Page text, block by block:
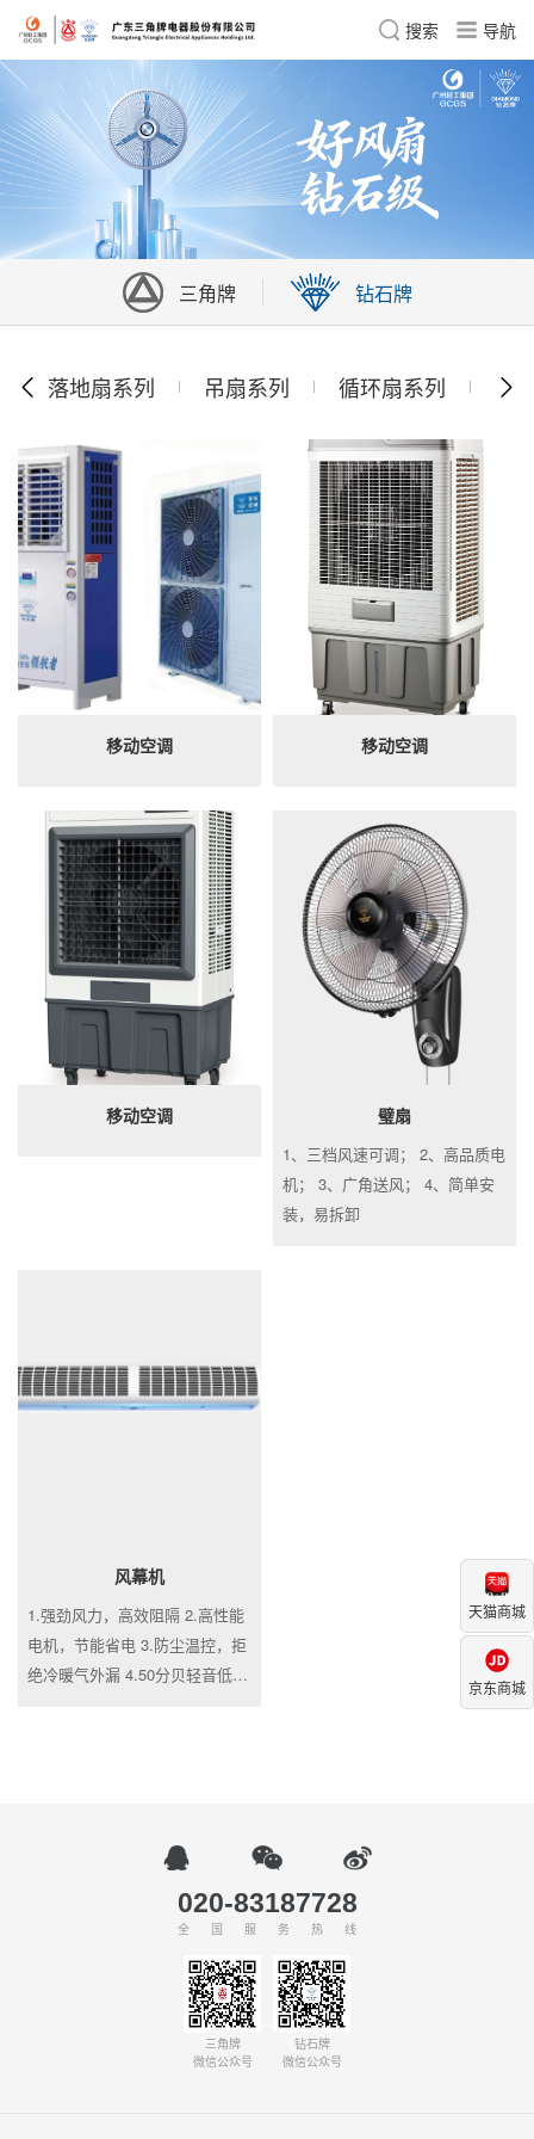
搜索
三角牌 钻石牌
落地扇系列 吊扇系列 循环扇系列 转
移动空调 移动空调
移动空调 璧扇
1、三档风速可调； 2、高品质电
机； 3、广角送风； 4、简单安
装，易拆卸
风幕机
1.强劲风力，高效阻隔 2.高性能
电机，节能省电 3.防尘温控，拒
绝冷暖气外漏 4.50分贝轻音低噪
天猫商城
京东商城
020-83187728
全国服务热 线
三角牌
微信公众号
钻石牌
微信公众号